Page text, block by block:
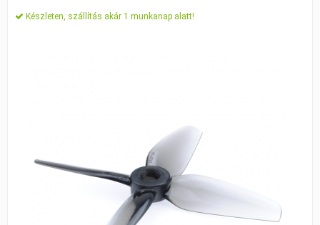
Készleten, szállítás akár 1 munkanap alatt!